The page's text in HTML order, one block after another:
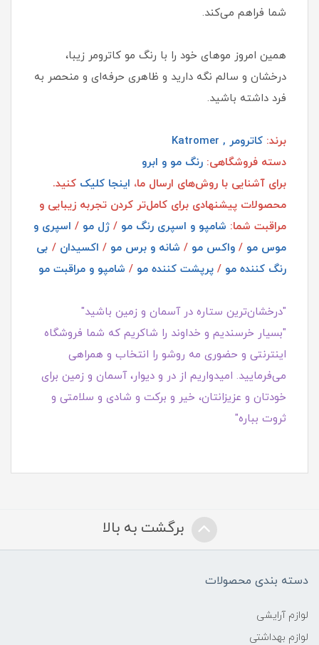
شما فراهم می‌کند.
همین امروز موهای خود را با رنگ مو کاترومر زیبا،
درخشان و سالم نگه دارید و ظاهری حرفه‌ای و منحصر به
فرد داشته باشید.
برند: کاترومر , Katromer
دسته فروشگاهی: رنگ مو و ابرو
برای آشنایی با روش‌های ارسال ما، اینجا کلیک کنید.
محصولات پیشنهادی برای کامل‌تر کردن تجربه زیبایی و
مراقبت شما: شامپو و اسپری رنگ مو / ژل مو / اسپری و
موس مو / واکس مو / شانه و برس مو / اکسیدان / بی
رنگ کننده مو / پرپشت کننده مو / شامپو و مراقبت مو
"درخشان‌ترین ستاره در آسمان و زمین باشید"
"بسیار خرسندیم و خداوند را شاکریم که شما فروشگاه
اینترنتی و حضوری مه روشو را انتخاب و همراهی
می‌فرمایید. امیدواریم از در و دیوار، آسمان و زمین برای
خودتان و عزیزانتان، خیر و برکت و شادی و سلامتی و
ثروت بباره"
برگشت به بالا
دسته بندی محصولات
لوازم آرایشی
لوازم بهداشتی